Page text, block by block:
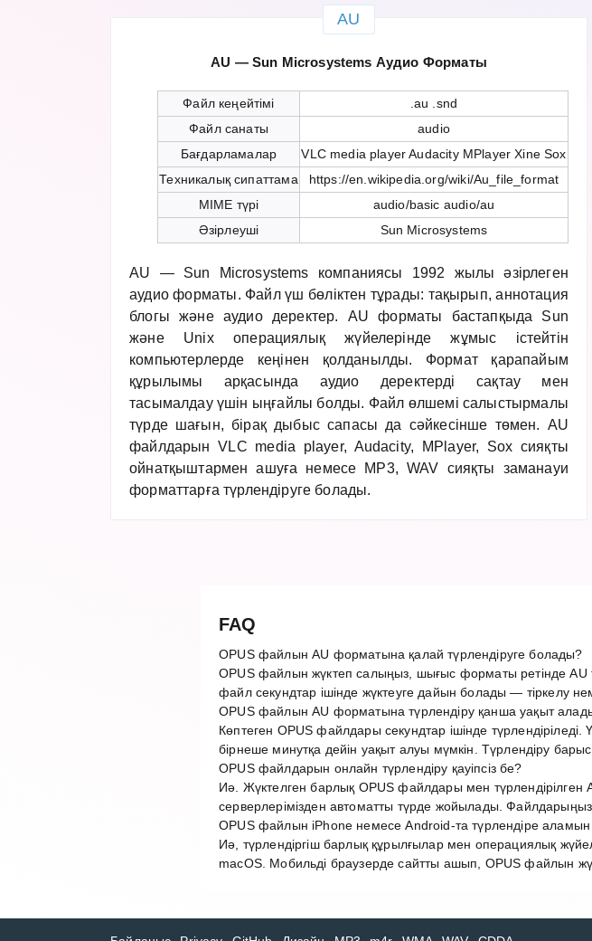
AU
AU — Sun Microsystems Аудио Форматы
Файл кеңейтімі
.au .snd
Файл санаты
audio
Бағдарламалар
VLC media player Audacity MPlayer Xine Sox
Техникалық сипаттама
https://en.wikipedia.org/wiki/Au_file_format
MIME түрі
audio/basic audio/au
Әзірлеуші
Sun Microsystems
AU — Sun Microsystems компаниясы 1992 жылы әзірлеген
аудио форматы. Файл үш бөліктен тұрады: тақырып, аннотация
блогы және аудио деректер. AU форматы бастапқыда Sun
және Unix операциялық жүйелерінде жұмыс істейтін
компьютерлерде кеңінен қолданылды. Формат қарапайым
құрылымы арқасында аудио деректерді сақтау мен
тасымалдау үшін ыңғайлы болды. Файл өлшемі салыстырмалы
түрде шағын, бірақ дыбыс сапасы да сәйкесінше төмен. AU
файлдарын VLC media player, Audacity, MPlayer, Sox сияқты
ойнатқыштармен ашуға немесе MP3, WAV сияқты заманауи
форматтарға түрлендіруге болады.
FAQ
OPUS файлын AU форматына қалай түрлендіруге болады?
OPUS файлын жүктеп салыңыз, шығыс форматы ретінде AU
файл секундтар ішінде жүктеуге дайын болады — тіркелу
OPUS файлын AU форматына түрлендіру қанша уақыт
Көптеген OPUS файлдары секундтар ішінде
бірнеше минутқа дейін уақыт алуы мүмкін. Түрлендіру
OPUS файлдарын онлайн түрлендіру қауіпсіз бе?
Иә. Жүктелген барлық OPUS файлдары мен түрлендірілген
серверлерімізден автоматты түрде жойылады.
OPUS файлын iPhone немесе Android-та түрлендіре
Иә, түрлендіргіш барлық құрылғылар мен операциялық
macOS. Мобильді браузерде сайтты ашып, OPUS файлын